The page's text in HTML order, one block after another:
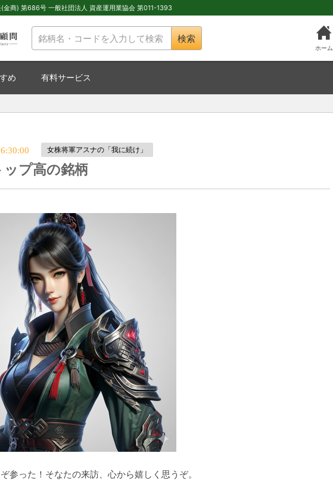
金商) 第686号 一般社団法人 資産運用業協会 第011-1393
検索
ホーム
め 有料サービス
女株将軍アスナの「我に続け」
プ高の銘柄
参った！そなたの来訪、心から嬉しく思うぞ。